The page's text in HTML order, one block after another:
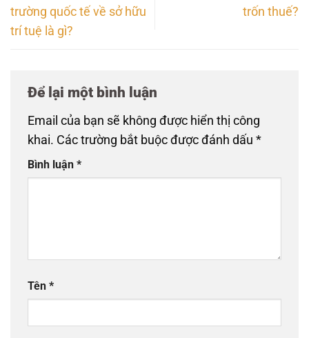
trường quốc tế về sở hữu
trí tuệ là gì?
trốn thuế?
Để lại một bình luận
Email của bạn sẽ không được hiển thị công
khai. Các trường bắt buộc được đánh dấu *
Bình luận *
Tên *